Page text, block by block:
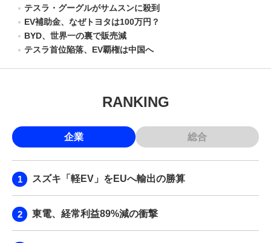
テスラ・グーグルがサムスンに殺到
EV補助金、なぜトヨタは100万円？
BYD、世界一の裏で販売減
テスラ首位陥落、EV覇権は中国へ
RANKING
企業 総合
スズキ「軽EV」をEUへ輸出の勝算
東電、経常利益89%減の衝撃